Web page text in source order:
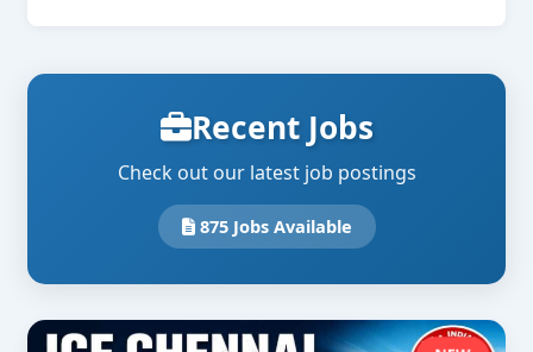
Recent Jobs
Check out our latest job postings
875 Jobs Available